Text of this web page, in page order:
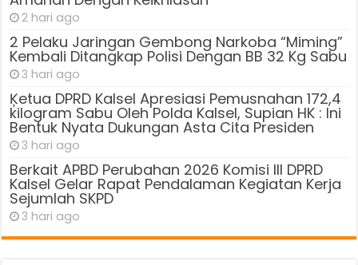
2 hari ago
2 Pelaku Jaringan Gembong Narkoba “Miming”
Kembali Ditangkap Polisi Dengan BB 32 Kg Sabu
3 hari ago
Ķetua DPRD Kalsel Apresiasi Pemusnahan 172,4
kilogram Sabu Oleh Polda Kalsel, Supian HK : Ini
Bentuk Nyata Dukungan Asta Cita Presiden
3 hari ago
Berkait APBD Perubahan 2026 Komisi III DPRD
Kalsel Gelar Rapat Pendalaman Kegiatan Kerja
Sejumlah SKPD
3 hari ago